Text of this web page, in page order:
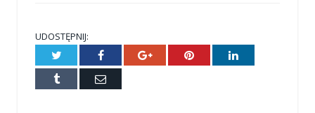
UDOSTĘPNIJ:
Twitter Facebook Google+ Pinterest LinkedIn
Tumblr
E-